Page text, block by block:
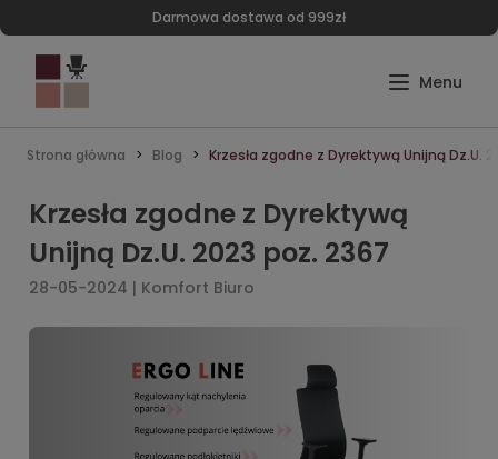
Darmowa dostawa od 999zł
Strona główna Blog Krzesła zgodne z Dyrektywą Unijną Dz.U.
Krzesła zgodne z Dyrektywą
Unijną Dz.U. 2023 poz. 2367
28-05-2024 | Komfort Biuro